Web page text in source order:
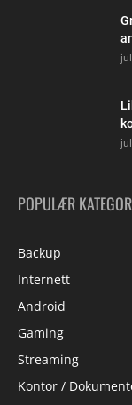
POPULÆR
Backup
Internett
Android
Gaming
Streaming
Kontor /